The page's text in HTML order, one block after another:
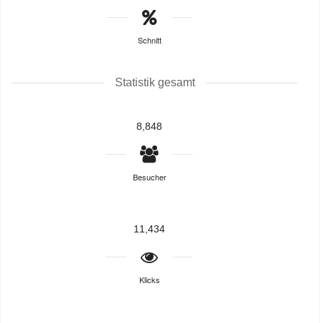
Schnitt
Statistik gesamt
8,848
Besucher
11,434
Klicks